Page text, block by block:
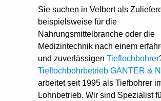
Sie suchen in Velbert als
beispielsweise für die
Nahrungsmittelbranche oder die
Medizintechnik nach einem
und zuverlässigen Tieflochbohrer
Tieflochbohrbetrieb GANTER &
arbeitet seit 1995 als Tiefbohrer
Lohnbetrieb. Wir sind Spezialist